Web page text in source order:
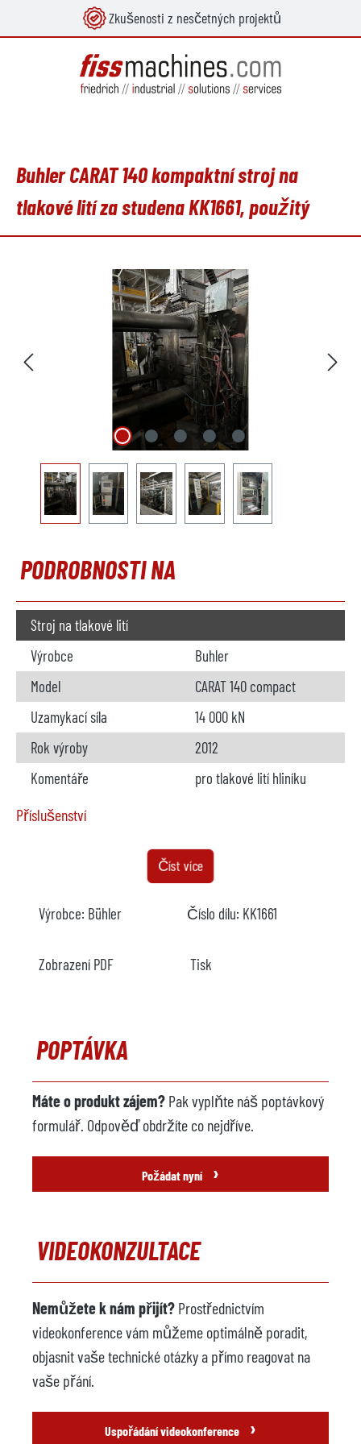
Zkušenosti z nesčetných projektů
Buhler CARAT 140 kompaktní stroj na
tlakové lití za studena KK1661, použitý
Přeskočit galerii obrázků
PODROBNOSTI NA
Stroj na tlakové lití
Výrobce
Buhler
Model
CARAT 140 compact
Uzamykací síla
14 000 kN
Rok výroby
2012
Komentáře
pro tlakové lití hliníku
Příslušenství
k dispozici na
Model
Buhl Lade rotativ
Rok výroby
2012
Výrobce
Model
BuhlSpray Dag 1000
MCT2B-GB Tele
k dispozici na
Model
BuhlRob 6640
Rok výroby
2012
Vakuový systém
není k dispozici
Výrobce
Číst více
Výrobce: Bühler Číslo dílu: KK1661
Zobrazení PDF Tisk
POPTÁVKA
Máte o produkt zájem? Pak vyplňte náš poptávkový
formulář. Odpověď obdržíte co nejdříve.
Požádat nyní ›
VIDEOKONZULTACE
Nemůžete k nám přijít? Prostřednictvím
videokonference vám můžeme optimálně poradit,
objasnit vaše technické otázky a přímo reagovat na
vaše přání.
Uspořádání videokonference ›